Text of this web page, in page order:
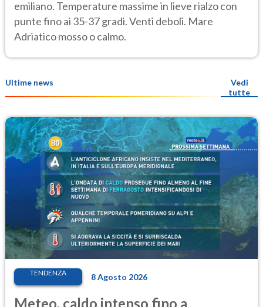
emiliano. Temperature massime in lieve rialzo con
punte fino ai 35-37 gradi. Venti deboli. Mare
Adriatico mosso o calmo.
Ultime news
Vedi
tutte
TENDENZA 8 Agosto 2026
Meteo, caldo intenso fino a